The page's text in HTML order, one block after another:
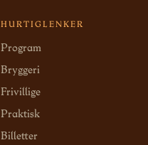
HURTIGLENKER
Program
Bryggeri
Frivillige
Praktisk
Billetter